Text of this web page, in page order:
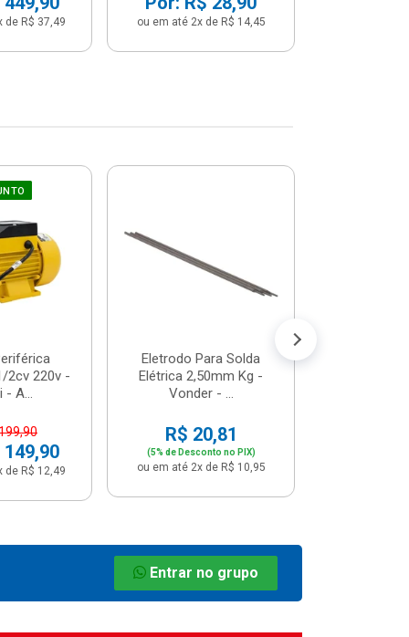
de R$ 37,49 ou em até 2x de R$ 14,45
2cv 220v -
- A...
149,90
de R$ 12,49
Eletrodo Para Solda
Elétrica 2,50mm Kg -
Vonder - ...
R$ 20,81
(5% de Desconto no PIX)
ou em até 2x de R$ 10,95
Entrar no grupo